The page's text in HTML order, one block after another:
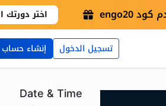
اختر دورتك
تسجيل الدخول إنشاء حساب
Date & Time